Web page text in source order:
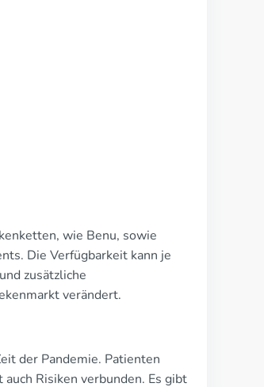
wie Benu, sowie
Die Verfügbarkeit kann je
zusätzliche
verändert.
der Pandemie. Patienten
Risiken verbunden. Es gibt